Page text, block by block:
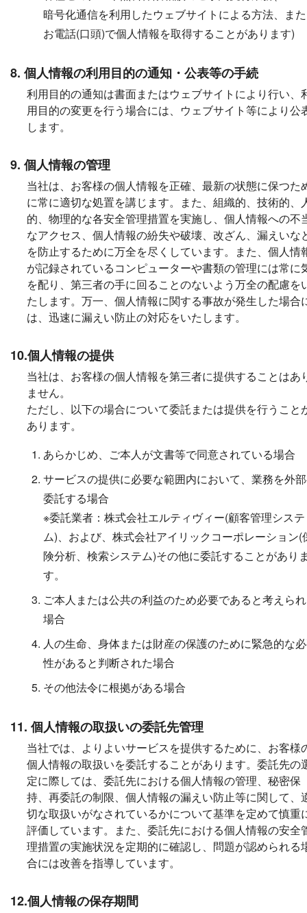
暗号化通信を利用したウェブサイトによる方法、ま
お電話(口頭)で個人情報を取得することがあります)
8. 個人情報の利用目的の通知・公表等の手続
利用目的の通知は書面またはウェブサイトにより行い、
用目的の変更を行う場合には、ウェブサイト等により公
します。
9. 個人情報の管理
当社は、お客様の個人情報を正確、最新の状態に保つた
に常に適切な処置を講じます。また、組織的、技術的、
的、物理的な各安全管理措置を実施し、個人情報への不
なアクセス、個人情報の紛失や破壊、改ざん、漏えいな
を防止するために万全を尽くしています。また、個人情
が記録されているコンピューターや書類の管理には常に
を配り、第三者の手に回ることのないよう万全の配慮を
たします。万一、個人情報に関する事故が発生した場合
は、迅速に漏えい防止の対応をいたします。
10.個人情報の提供
当社は、お客様の個人情報を第三者に提供することはあ
ません。
ただし、以下の場合について委託または提供を行うこと
あります。
あらかじめ、ご本人が文書等で同意されている場合
サービスの提供に必要な範囲内において、業務を外
委託する場合
※委託業者：株式会社エルティヴィー(顧客管理システ
ム)、および、株式会社アイリックコーポレーション(
険分析、検索システム)その他に委託することがあり
す。
ご本人または公共の利益のため必要であると考えら
場合
人の生命、身体または財産の保護のために緊急的な
性があると判断された場合
その他法令に根拠がある場合
11. 個人情報の取扱いの委託先管理
当社では、よりよいサービスを提供するために、お客様
個人情報の取扱いを委託することがあります。委託先の
定に際しては、委託先における個人情報の管理、秘密保
持、再委託の制限、個人情報の漏えい防止等に関して、
切な取扱いがなされているかについて基準を定めて慎重
評価しています。また、委託先における個人情報の安全
理措置の実施状況を定期的に確認し、問題が認められる
合には改善を指導しています。
12.個人情報の保存期間